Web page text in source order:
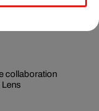
collaboration
Lens